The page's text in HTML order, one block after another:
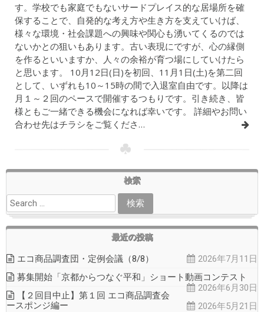
す。学校でも家庭でもないサードプレイス的な居場所を確
保することで、自発的な考え方や生き方を支えていけば、
様々な環境・社会課題への興味や関心も湧いてくるのでは
ないかとの狙いもあります。古い表現にですが、心の縁側
を作るといいますか、人々の余裕が育つ場にしていけたら
と思います。 10月12日(日)を初回、11月1日(土)を第二回
として、いずれも10～15時の間で入退室自由です。以降は
月１～２回のペースで開催するつもりです。引き続き、皆
様ともご一緒できる機会になれば幸いです。 詳細やお問い
合わせ先はチラシをご覧くださ…
検索
最近の投稿
エコ商品調査団・定例会議（8/8）
2026年7月11日
募集開始「京都からつなぐ平和」ショート動画コンテスト
2026年6月30日
【２回目中止】第１回 エコ商品調査会
ースポンジ編ー
2026年5月21日